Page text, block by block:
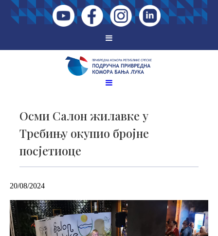
Oсми Сaлoн жилaвкe у
Tрeбињу oкупиo брojнe
пoсjeтиoцe
20/08/2024